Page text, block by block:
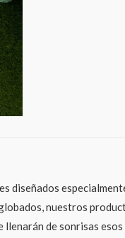
nuestros
de sonrisas